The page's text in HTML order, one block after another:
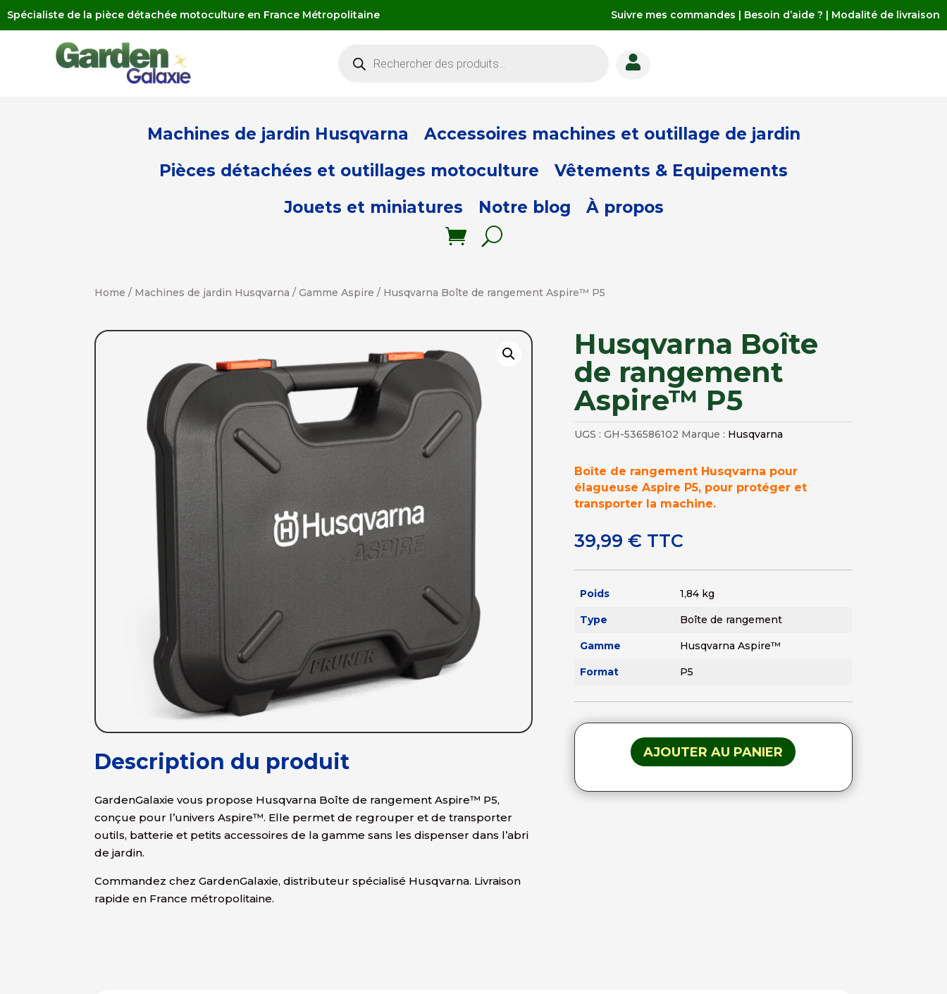
Spécialiste de la pièce détachée motoculture en France Métropolitaine Suivre mes commandes | Besoin d’aide ? | Modalité de livraison
produits 
Machines de jardin Husqvarna
Accessoires machines et outillage de jardin
Pièces détachées et outillages motoculture
Vêtements & Equipements
Jouets et miniatures
Notre blog À propos
Home / Machines de jardin Husqvarna /Gamme Aspire / Husqvarna Boîte de rangement Aspire™ P5
Description du produit
GardenGalaxie vous propose Husqvarna Boîte de rangement Aspire™ P5,
conçue pour l’univers Aspire™. Elle permet de regrouper et de transporter
outils, batterie et petits accessoires de la gamme sans les dispenser dans l’abri
de jardin.
Commandez chez GardenGalaxie, distributeur spécialisé Husqvarna. Livraison
rapide en France métropolitaine.
Husqvarna Boîte
de rangement
Aspire™ P5
UGS : GH-536586102 Marque : Husqvarna
Boîte de rangement Husqvarna pour
élagueuse Aspire P5, pour protéger et
transporter la machine.
39,99 € TTC
Poids 1,84 kg
Type Boîte de rangement
Gamme Husqvarna Aspire™
Format P5
AJOUTER AU PANIER